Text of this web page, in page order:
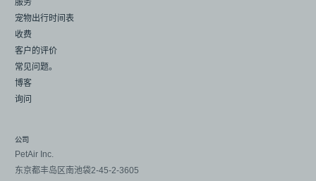
服务
宠物出行时间表
收费
客户的评价
常见问题。
博客
询问
公司
PetAir Inc.
东京都丰岛区南池袋2-45-2-3605